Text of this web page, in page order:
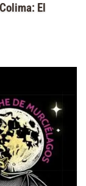
El